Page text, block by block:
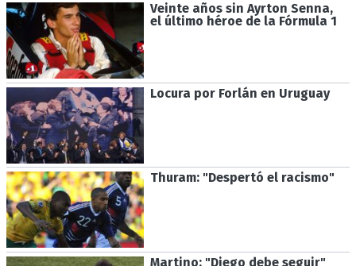
Veinte años sin Ayrton Senna,
el último héroe de la Fórmula 1
Locura por Forlán en Uruguay
Thuram: "Despertó el racismo"
Martino: "Diego debe seguir"